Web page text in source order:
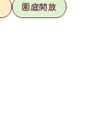
園庭開放